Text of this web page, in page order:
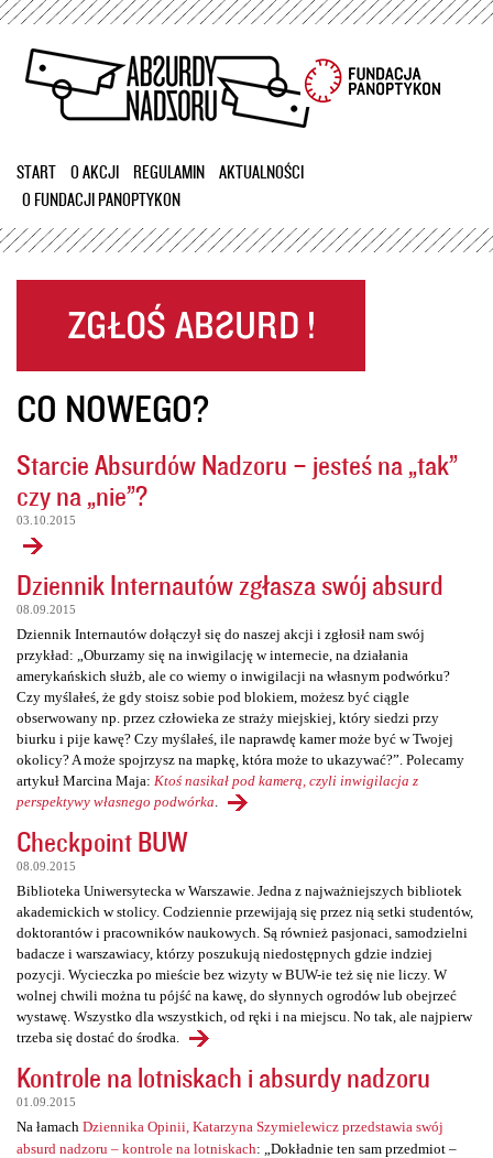
Przejdź
treści
START O AKCJI REGULAMIN
AKTUALNOŚCI
O FUNDACJI PANOPTYKON
CO NOWEGO?
Starcie Absurdów Nadzoru – jesteś na „tak”
czy na „nie”?
03.10.2015
Dziennik Internautów zgłasza swój absurd
08.09.2015
Dziennik Internautów dołączył się do naszej akcji i zgłosił nam swój
przykład: „Oburzamy się na inwigilację w internecie, na działania
amerykańskich służb, ale co wiemy o inwigilacji na własnym podwórku?
Czy myślałeś, że gdy stoisz sobie pod blokiem, możesz być ciągle
obserwowany np. przez człowieka ze straży miejskiej, który siedzi przy
biurku i pije kawę? Czy myślałeś, ile naprawdę kamer może być w Twojej
okolicy? A może spojrzysz na mapkę, która może to ukazywać?”. Polecamy
artykuł Marcina Maja: Ktoś nasikał pod kamerą, czyli inwigilacja z
perspektywy własnego podwórka
Checkpoint BUW
08.09.2015
Biblioteka Uniwersytecka w Warszawie. Jedna z najważniejszych bibliotek
akademickich w stolicy. Codziennie przewijają się przez nią setki studentów,
doktorantów i pracowników naukowych. Są również pasjonaci, samodzielni
badacze i warszawiacy, którzy poszukują niedostępnych gdzie indziej
pozycji. Wycieczka po mieście bez wizyty w BUW-ie też się nie liczy. W
wolnej chwili można tu pójść na kawę, do słynnych ogrodów lub obejrzeć
wystawę. Wszystko dla wszystkich, od ręki i na miejscu. No tak, ale najpierw
trzeba się dostać do środka.
Kontrole na lotniskach i absurdy nadzoru
01.09.2015
Na łamach Dziennika Opinii, Katarzyna Szymielewicz przedstawia swój
absurd nadzoru – kontrole na lotniskach: „Dokładnie ten sam przedmiot –